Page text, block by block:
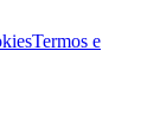
Termos e